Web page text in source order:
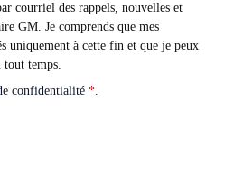
courriel des rappels, nouvelles et
GM. Je comprends que mes
uniquement à cette fin et que je peux
tout temps.
confidentialité *.